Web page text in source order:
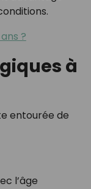
?
à
entourée de
l’âge